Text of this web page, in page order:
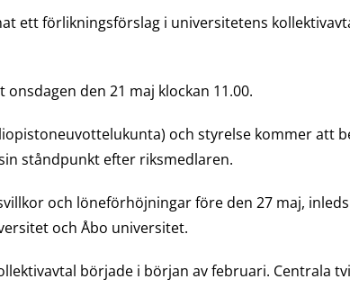
ett förlikningsförslag i universitetens
den 21 maj klockan 11.00.
och styrelse kommer att
ståndpunkt efter riksmedlaren.
och löneförhöjningar före den 27 maj,
och Åbo universitet.
började i början av februari. Centrala